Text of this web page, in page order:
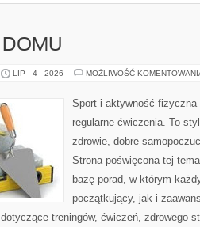
DOMU
LIP - 4 - 2026 MOŻLIWOŚĆ
Sport i aktywność
regularne ćwiczenia. To
zdrowie, dobre
Strona poświęcona tej
bazę porad, w którym
początkujący, jak i
treningów, ćwiczeń, zdrowego